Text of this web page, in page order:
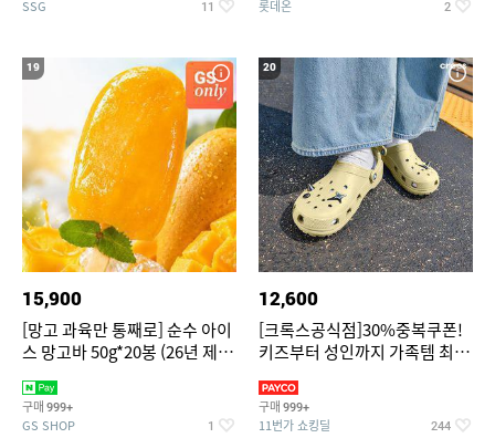
SSG 11 롯데온 2
19
15,900
[망고 과육만 통째로] 순수 아이
스 망고바 50g*20봉 (26년 제
구매 999+
GS SHOP 1
20
12,600
[크록스공식점]30%중복쿠폰!
키즈부터 성인까지 가족템 최대
구매 999+
11번가 쇼킹딜 244